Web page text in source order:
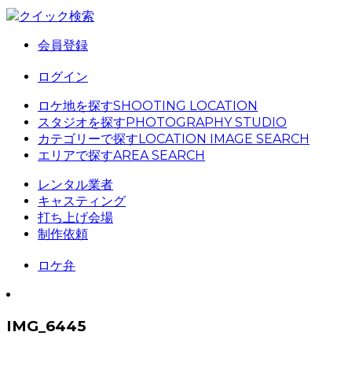
クイック検索
会員登録
ログイン
ロケ地を探すSHOOTING LOCATION
スタジオを探すPHOTOGRAPHY STUDIO
カテゴリーで探すLOCATION IMAGE SEARCH
エリアで探すAREA SEARCH
レンタル業者
キャスティング
打ち上げ会場
制作依頼
ロケ弁
IMG_6445